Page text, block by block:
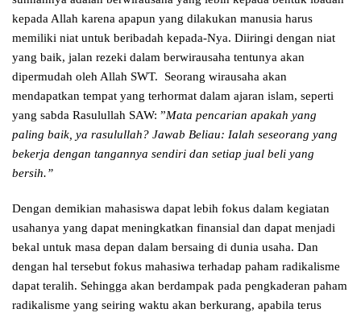
kepada Allah karena apapun yang dilakukan manusia harus
memiliki niat untuk beribadah kepada-Nya. Diiringi dengan niat
yang baik, jalan rezeki dalam berwirausaha tentunya akan
dipermudah oleh Allah SWT. Seorang wirausaha akan
mendapatkan tempat yang terhormat dalam ajaran islam, seperti
yang sabda Rasulullah SAW: ”Mata pencarian apakah yang
paling baik, ya rasulullah? Jawab Beliau: Ialah seseorang yang
bekerja dengan tangannya sendiri dan setiap jual beli yang
bersih.”
Dengan demikian mahasiswa dapat lebih fokus dalam kegiatan
usahanya yang dapat meningkatkan finansial dan dapat menjadi
bekal untuk masa depan dalam bersaing di dunia usaha. Dan
dengan hal tersebut fokus mahasiwa terhadap paham radikalisme
dapat teralih. Sehingga akan berdampak pada pengkaderan paham
radikalisme yang seiring waktu akan berkurang, apabila terus